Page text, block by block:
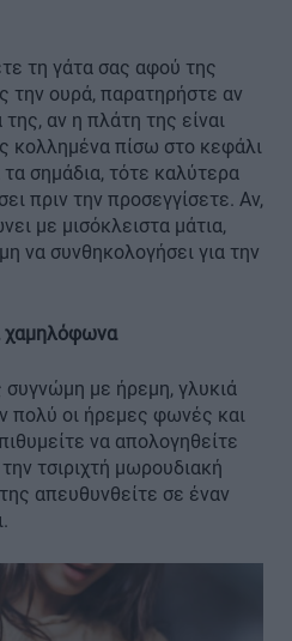
τη γάτα σας αφού της
την ουρά, παρατηρήστε αν
αν η πλάτη της είναι
κολλημένα πίσω στο κεφάλι
σημάδια, τότε καλύτερα
πριν την προσεγγίσετε. Αν,
με μισόκλειστα μάτια,
να συνθηκολογήσει για την
χαμηλόφωνα
με ήρεμη, γλυκιά
πολύ οι ήρεμες φωνές και
να απολογηθείτε
τσιριχτή μωρουδιακή
απευθυνθείτε σε έναν